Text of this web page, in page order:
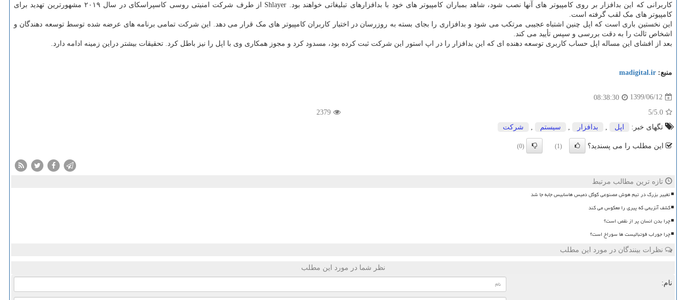
کاربرانی که این بدافزار بر روی کامپیوتر های آنها نصب شود، شاهد بمباران کامپیوتر های خود با بدافزارهای تبلیغاتی خواهند بود. Shlayer از طرف شرکت امنیتی روسی کاسپراسکای در سال ۲۰۱۹ مشهورترین تهدید برای
کامپیوتر های مک لقب گرفته است.
این نخستین باری است که اپل چنین اشتباه عجیبی مرتکب می شود و بدافزاری را بجای بسته به روزرسان در اختیار کاربران کامپیوتر های مک قرار می دهد. این شرکت تمامی برنامه های عرضه شده توسط توسعه دهندگان و
اشخاص ثالث را به دقت بررسی و سپس تأیید می کند.
بعد از افشای این مساله اپل حساب کاربری توسعه دهنده ای که این بدافزار را در اپ استور این شرکت ثبت کرده بود، مسدود کرد و مجوز همکاری وی با اپل را نیز باطل کرد. تحقیقات بیشتر دراین زمینه ادامه دارد.
منبع: madigital.ir
1399/06/12
08:38:30
5.0
/5
2379
تگهای خبر:
اپل , بدافزار , سیستم , شركت
این مطلب را می پسندید؟ (1)
(0)
تازه ترین مطالب مرتبط
تغییر بزرگ در تیم هوش مصنوعی گوگل دمیس هاسابیس جابه جا شد
کشف آنزیمی که پیری را معکوس می کند
چرا بدن انسان پر از نقص است؟
چرا جوراب فوتبالیست ها سوراخ است؟
نظرات بینندگان در مورد این مطلب
نظر شما در مورد این مطلب
نام: